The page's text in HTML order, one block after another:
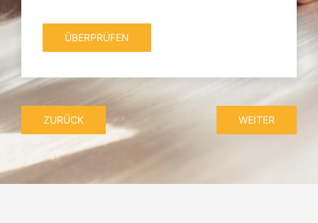
ÜBERPRÜFEN
ZURÜCK WEITER